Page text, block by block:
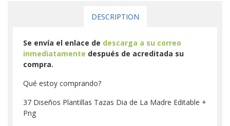
DESCRIPTION
Se envía el enlace de descarga a su correo
inmediatamente después de acreditada su
compra.
Qué estoy comprando?
37 Diseños Plantillas Tazas Dia de La Madre Editable +
Png